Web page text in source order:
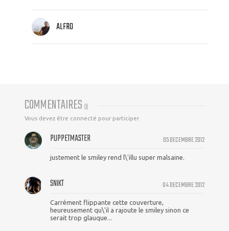
ALFRO
COMMENTAIRES (3)
Vous devez être connecté pour participer
05 DECEMBRE 2012
PUPPETMASTER
justement le smiley rend l\'illu super malsaine.
04 DECEMBRE 2012
SNIKT
Carrément flippante cette couverture,
heureusement qu\'il a rajoute le smiley sinon ce
serait trop glauque...